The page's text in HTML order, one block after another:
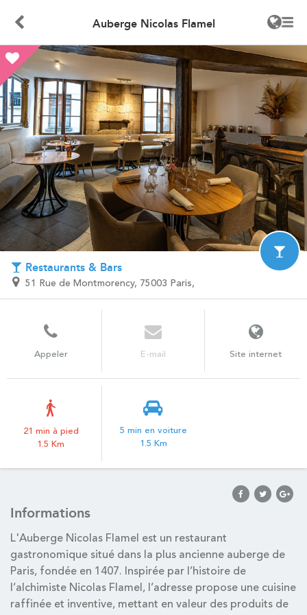
Auberge Nicolas Flamel
Restaurants & Bars
51 Rue de Montmorency, 75003 Paris,
Appeler E-mail Site internet
21 min à pied
1.5 Km
5 min en voiture
1.5 Km
Informations
L'Auberge Nicolas Flamel est un restaurant
gastronomique situé dans la plus ancienne auberge de
Paris, fondée en 1407. Inspirée par l’histoire de
l’alchimiste Nicolas Flamel, l’adresse propose une cuisine
raffinée et inventive, mettant en valeur des produits de